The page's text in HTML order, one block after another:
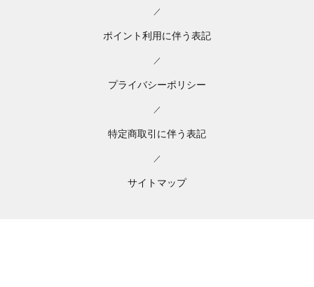
／
ポイント利用に伴う表記
／
プライバシーポリシー
／
特定商取引に伴う表記
／
サイトマップ